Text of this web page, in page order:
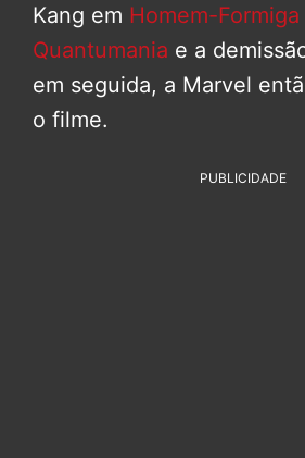
Kang em Homem-
Quantumania e a
em seguida, a Marvel
o filme.
PUBLICIDADE